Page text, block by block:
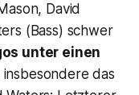
David
(Bass) schwer
unter einen
das